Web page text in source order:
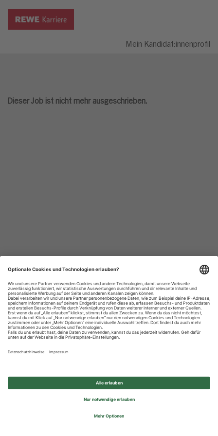
Mein Kandidat:innenprofil
Dieser Job ist nicht mehr ausgeschrieben.
Datenschutzhinweise
Impressum
Privatsphäre-Einstellungen
© 2026 REWE Group - All rights reserved